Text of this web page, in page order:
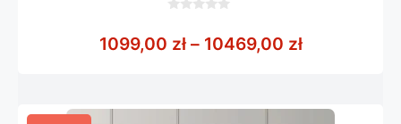
5
1099,00 zł – 10469,00 złZakres